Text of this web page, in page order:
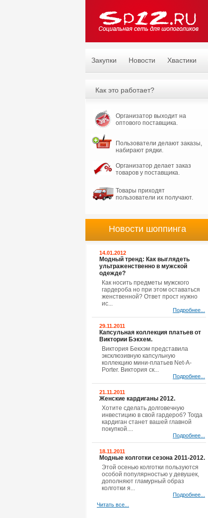
Закупки Новости Хвастики
Как это работает?
Организатор выходит на
оптового поставщика.
Пользователи делают заказы,
набирают рядки.
Организатор делает заказ
товаров у поставщика.
Товары приходят
пользователи их получают.
Новости шоппинга
14.01.2012
Модный тренд: Как выглядеть
ультраженственно в мужской
одежде?
Как носить предметы мужского
гардероба но при этом оставаться
женственной? Ответ прост нужно
ис...
Подробнее...
29.11.2011
Капсульная коллекция платьев от
Виктории Бэкхем.
Виктория Бекхэм представила
эксклюзивную капсульную
коллекцию мини-платьев Net-A-
Porter. Виктория ск...
Подробнее...
21.11.2011
Женские кардиганы 2012.
Хотите сделать долговечную
инвестицию в свой гардероб? Тогда
кардиган станет вашей главной
покупкой....
Подробнее...
18.11.2011
Модные колготки сезона 2011-2012.
Этой осенью колготки пользуются
особой популярностью у девушек,
дополняют гламурный образ
колготки я...
Подробнее...
Читать все...